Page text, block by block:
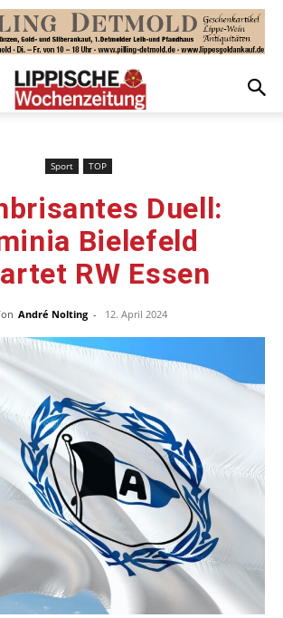
Sport TOP
Duell:
Bielefeld
RW Essen
André Nolting - 12. April 2024